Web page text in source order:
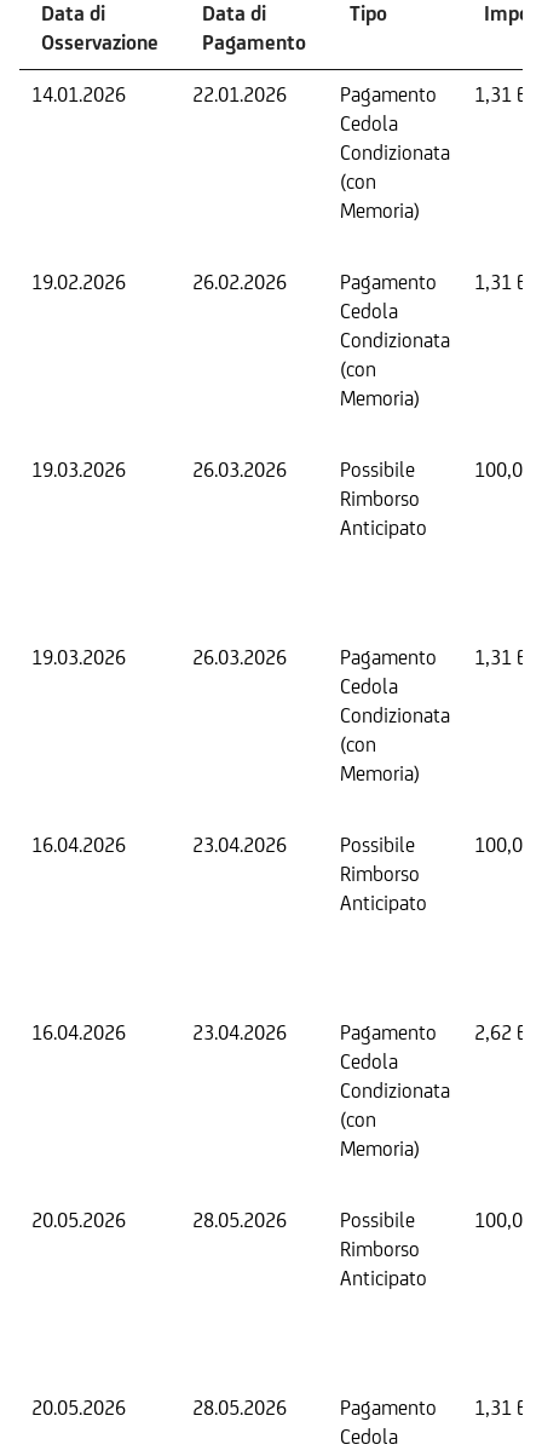
Data di
Osservazione
Data di
Pagamento
Tipo
14.01.2026 22.01.2026
Pagamento
Cedola
Condizionata
(con
Memoria)
1,31
19.02.2026 26.02.2026
Pagamento
Cedola
Condizionata
(con
Memoria)
1,31
19.03.2026 26.03.2026
Possibile
Rimborso
Anticipato
100,00
19.03.2026 26.03.2026
Pagamento
Cedola
Condizionata
(con
Memoria)
1,31
16.04.2026 23.04.2026
Possibile
Rimborso
Anticipato
100,00
16.04.2026 23.04.2026
Pagamento
Cedola
Condizionata
(con
Memoria)
2,62
20.05.2026 28.05.2026
Possibile
Rimborso
Anticipato
100,00
20.05.2026 28.05.2026
Pagamento
Cedola
1,31